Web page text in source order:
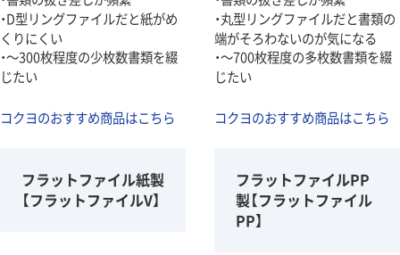
・D型リングファイルだと紙がめ
くりにくい
・～300枚程度の少枚数書類を綴
じたい
コクヨのおすすめ商品はこちら
・丸型リングファイルだと書類の
端がそろわないのが気になる
・～700枚程度の多枚数書類を綴
じたい
コクヨのおすすめ商品はこちら
フラットファイル紙製
【フラットファイルV】
フラットファイルPP
製【フラットファイル
PP】